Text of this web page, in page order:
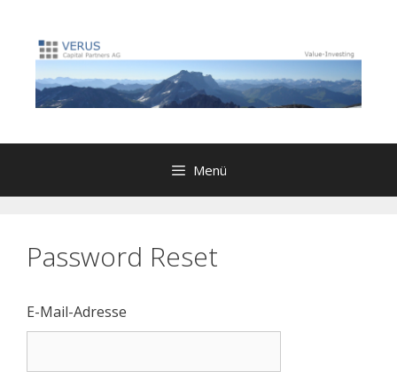
springen
Menü
Password Reset
E-Mail-Adresse